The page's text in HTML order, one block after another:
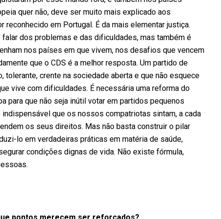
quer não, deve ser muito mais explicado aos
reconhecido em Portugal. É da mais elementar justiça.
dos problemas e das dificuldades, mas também é
nos países em que vivem, nos desafios que vencem
que o CDS é a melhor resposta. Um partido de
tolerante, crente na sociedade aberta e que não esquece
vive com dificuldades. É necessária uma reforma do
para que não seja inútil votar em partidos pequenos
que os nossos compatriotas sintam, a cada
os seus direitos. Mas não basta construir o pilar
lo em verdadeiras práticas em matéria de saúde,
condições dignas de vida. Não existe fórmula,